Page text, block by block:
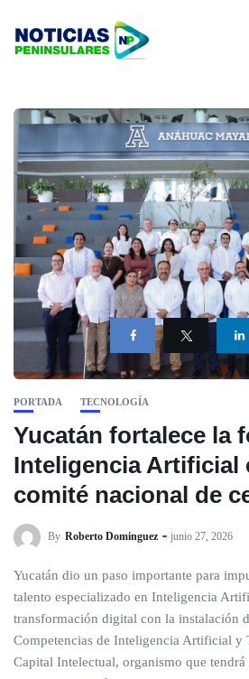
PORTADA TECNOLOGÍA
Yucatán fortalece la
Inteligencia Artificial
comité nacional de
By Roberto Dominguez junio 27, 2026
Yucatán dio un paso importante para
talento especializado en Inteligencia
transformación digital con la instalación
Competencias de Inteligencia Artificial y
Capital Intelectual, organismo que tendrá